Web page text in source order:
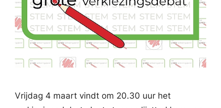
Vrijdag 4 maart vindt om 20.30 uur het